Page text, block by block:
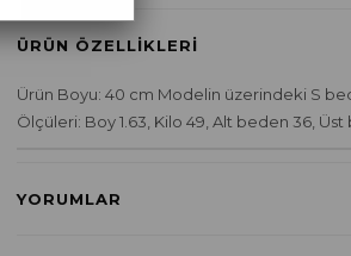
ÜRÜN ÖZELLIKLERI
Ürün Boyu: 40 cm Modelin üzerindeki S
Ölçüleri: Boy 1.63, Kilo 49, Alt beden 36,
YORUMLAR